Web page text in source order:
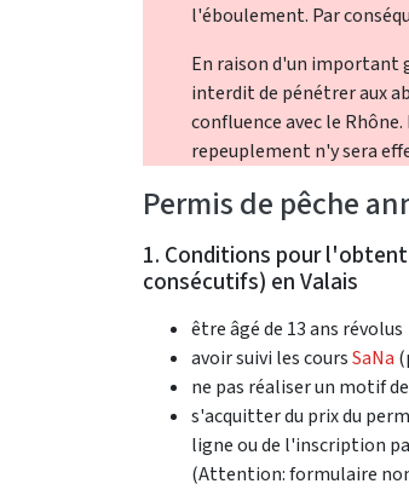
l'éboulement. Par
En raison d'un important
interdit de pénétrer aux
confluence avec le
repeuplement n'y sera
Permis de pêche
1. Conditions pour
consécutifs) en Valais
être âgé de 13 ans révolus
avoir suivi les coursSaNa
ne pas réaliser un motif
s'acquitter du prix du
ligne ou de l'inscription
(Attention: formulaire